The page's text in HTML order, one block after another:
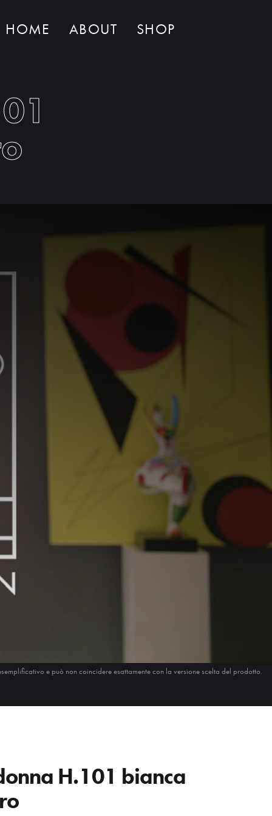
HOME ABOUT SHOP
e può non coincidere esattamente con la versione scelta del prodotto.
H.101 bianca